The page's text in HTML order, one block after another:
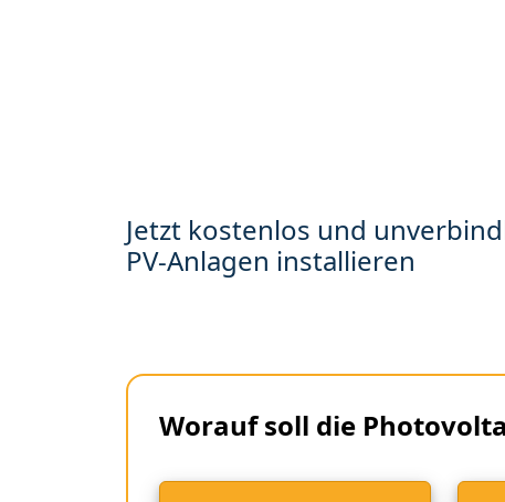
Jetzt kostenlos und
PV-Anlagen installieren
Worauf soll die